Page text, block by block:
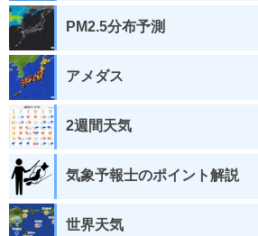
PM2.5分布予測
アメダス
2週間天気
気象予報士のポイント解説
世界天気